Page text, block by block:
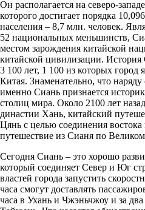
Он располагается на северо-
которого достигает порядка
населения – 8,7 млн. человек.
52 национальных меньшинств,
местом зарождения китайской
китайской цивилизации.
3 100 лет, 1 100 из которых город
Китая. Знаменательно, что
именно Сиань признается
столиц мира. Около 2100 лет
династии Хань, китайский
Цянь с целью соединения востока
путешествие из Сианя по
Сегодня Сиань – это хорошо
который соединяет Север и Юг
властей города запустить
часа смогут доставлять
часа в Ухань и Чжэньчжоу и за